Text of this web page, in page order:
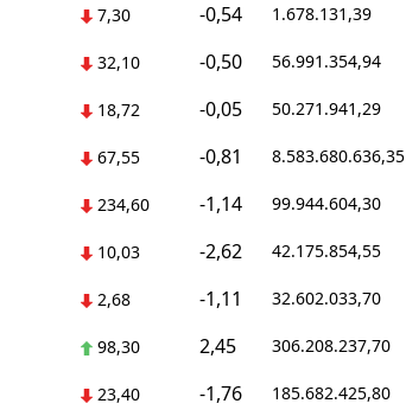
7,30 -0,54 1.678.131,39
32,10 -0,50 56.991.354,94
18,72 -0,05 50.271.941,29
67,55 -0,81 8.583.680.636,35
234,60 -1,14 99.944.604,30
10,03 -2,62 42.175.854,55
2,68 -1,11 32.602.033,70
98,30 2,45 306.208.237,70
23,40 -1,76 185.682.425,80